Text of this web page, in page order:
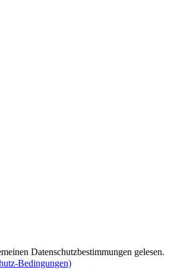
Datenschutzbestimmungen gelesen.
Bedingungen)